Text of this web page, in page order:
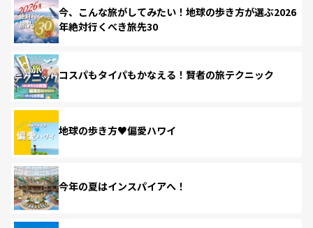
今、こんな旅がしてみたい！地球の歩き方が選ぶ2026
年絶対行くべき旅先30
コスパもタイパもかなえる！賢者の旅テクニック
地球の歩き方♥偏愛ハワイ
今年の夏はインスパイアへ！